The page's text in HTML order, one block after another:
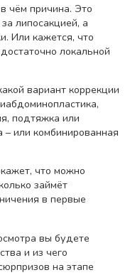
чём причина. Это
липосакцией, а
Или кажется, что
локальной
вариант коррекции
подтяжка или
– или комбинированная
что можно
займёт
в первые
вы будете
и из чего
на этапе